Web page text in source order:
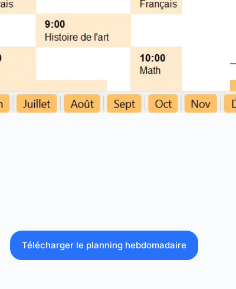
Télécharger le planning hebdomadaire